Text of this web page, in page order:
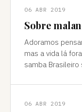
06 ABR 2019
Sobre
Adoramos
mas a vida lá
samba Brasileiro se acha muito malandro, mas
06 ABR 2019